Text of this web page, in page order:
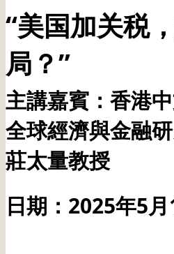
“美国加关税
局？”
主講嘉賓：香港
全球經濟與金融
莊太量教授
日期：2025年5月